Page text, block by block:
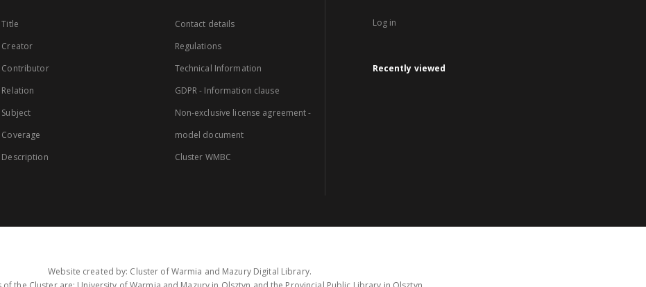
Title
Creator
Contributor
Relation
Subject
Coverage
Description
Contact details
Regulations
Technical Information
GDPR - Information clause
Non-exclusive license agreement -
model document
Cluster WMBC
Log in
Recently viewed
Website created by: Cluster of Warmia and Mazury Digital Library.